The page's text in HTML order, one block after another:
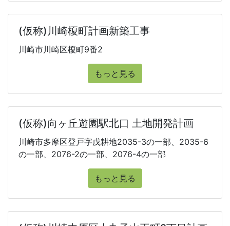
(仮称)川崎榎町計画新築工事
川崎市川崎区榎町9番2
もっと見る
(仮称)向ヶ丘遊園駅北口 土地開発計画
川崎市多摩区登戸字戊耕地2035-3の一部、2035-6
の一部、2076-2の一部、2076-4の一部
もっと見る